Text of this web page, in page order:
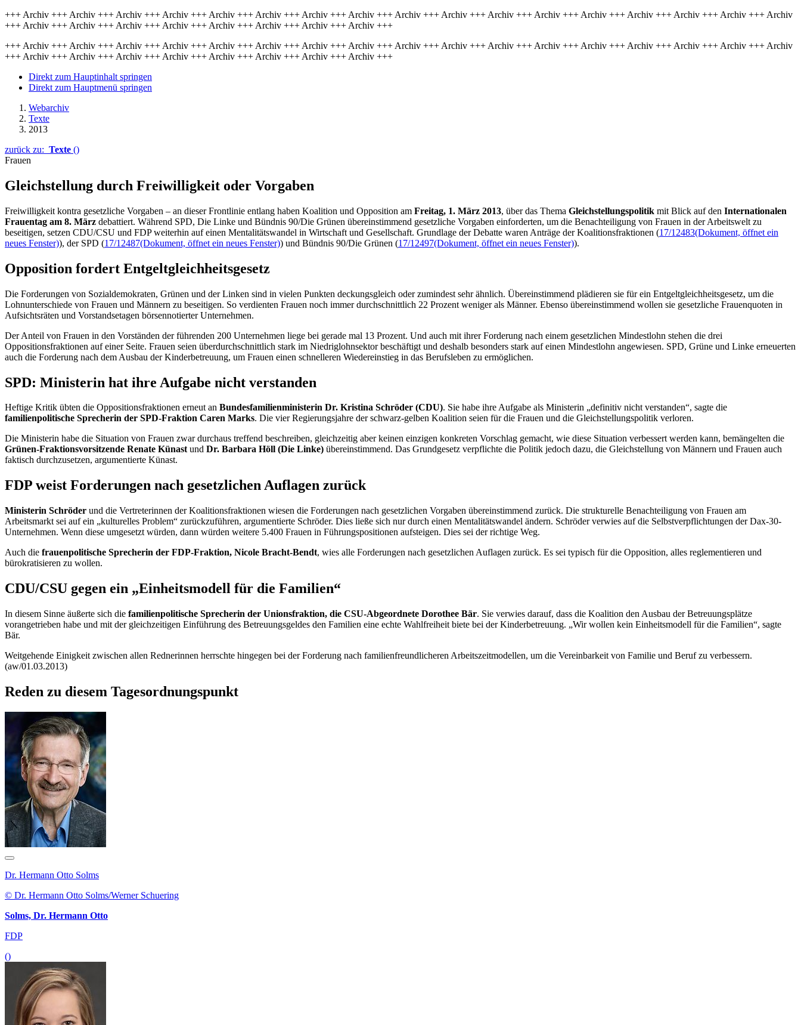
+++ Archiv +++ Archiv +++ Archiv +++ Archiv +++ Archiv +++ Archiv +++ Archiv +++ Archiv +++ Archiv +++ Archiv +++ Archiv +++ Archiv +++ Archiv +++ Archiv +++ Archiv +++ Archiv +++ Archiv
+++ Archiv +++ Archiv +++ Archiv +++ Archiv +++ Archiv +++ Archiv +++ Archiv +++ Archiv +++
+++ Archiv +++ Archiv +++ Archiv +++ Archiv +++ Archiv +++ Archiv +++ Archiv +++ Archiv +++ Archiv +++ Archiv +++ Archiv +++ Archiv +++ Archiv +++ Archiv +++ Archiv +++ Archiv +++ Archiv
+++ Archiv +++ Archiv +++ Archiv +++ Archiv +++ Archiv +++ Archiv +++ Archiv +++ Archiv +++
Direkt zum Hauptinhalt springen
Direkt zum Hauptmenü springen
Webarchiv
Texte
2013
zurück zu: Texte ()
Frauen
Gleichstellung durch Freiwilligkeit oder Vorgaben
Freiwilligkeit kontra gesetzliche Vorgaben – an dieser Frontlinie entlang haben Koalition und Opposition am Freitag, 1. März 2013, über das Thema Gleichstellungspolitik mit Blick auf den Internationalen
Frauentag am 8. März debattiert. Während SPD, Die Linke und Bündnis 90/Die Grünen übereinstimmend gesetzliche Vorgaben einforderten, um die Benachteiligung von Frauen in der Arbeitswelt zu
beseitigen, setzen CDU/CSU und FDP weiterhin auf einen Mentalitätswandel in Wirtschaft und Gesellschaft. Grundlage der Debatte waren Anträge der Koalitionsfraktionen (17/12483(Dokument, öffnet ein
neues Fenster)), der SPD (17/12487(Dokument, öffnet ein neues Fenster)) und Bündnis 90/Die Grünen (17/12497(Dokument, öffnet ein neues Fenster)).
Opposition fordert Entgeltgleichheitsgesetz
Die Forderungen von Sozialdemokraten, Grünen und der Linken sind in vielen Punkten deckungsgleich oder zumindest sehr ähnlich. Übereinstimmend plädieren sie für ein Entgeltgleichheitsgesetz, um die
Lohnunterschiede von Frauen und Männern zu beseitigen. So verdienten Frauen noch immer durchschnittlich 22 Prozent weniger als Männer. Ebenso übereinstimmend wollen sie gesetzliche Frauenquoten in
Aufsichtsräten und Vorstandsetagen börsennotierter Unternehmen.
Der Anteil von Frauen in den Vorständen der führenden 200 Unternehmen liege bei gerade mal 13 Prozent. Und auch mit ihrer Forderung nach einem gesetzlichen Mindestlohn stehen die drei
Oppositionsfraktionen auf einer Seite. Frauen seien überdurchschnittlich stark im Niedriglohnsektor beschäftigt und deshalb besonders stark auf einen Mindestlohn angewiesen. SPD, Grüne und Linke erneuerten
auch die Forderung nach dem Ausbau der Kinderbetreuung, um Frauen einen schnelleren Wiedereinstieg in das Berufsleben zu ermöglichen.
SPD: Ministerin hat ihre Aufgabe nicht verstanden
Heftige Kritik übten die Oppositionsfraktionen erneut an Bundesfamilienministerin Dr. Kristina Schröder (CDU). Sie habe ihre Aufgabe als Ministerin „definitiv nicht verstanden“, sagte die
familienpolitische Sprecherin der SPD-Fraktion Caren Marks. Die vier Regierungsjahre der schwarz-gelben Koalition seien für die Frauen und die Gleichstellungspolitik verloren.
Die Ministerin habe die Situation von Frauen zwar durchaus treffend beschreiben, gleichzeitig aber keinen einzigen konkreten Vorschlag gemacht, wie diese Situation verbessert werden kann, bemängelten die
Grünen-Fraktionsvorsitzende Renate Künastund Dr. Barbara Höll (Die Linke) übereinstimmend. Das Grundgesetz verpflichte die Politik jedoch dazu, die Gleichstellung von Männern und Frauen auch
faktisch durchzusetzen, argumentierte Künast.
FDP weist Forderungen nach gesetzlichen Auflagen zurück
Ministerin Schröder und die Vertreterinnen der Koalitionsfraktionen wiesen die Forderungen nach gesetzlichen Vorgaben übereinstimmend zurück. Die strukturelle Benachteiligung von Frauen am
Arbeitsmarkt sei auf ein „kulturelles Problem“ zurückzuführen, argumentierte Schröder. Dies ließe sich nur durch einen Mentalitätswandel ändern. Schröder verwies auf die Selbstverpflichtungen der Dax-30-
Unternehmen. Wenn diese umgesetzt würden, dann würden weitere 5.400 Frauen in Führungspositionen aufsteigen. Dies sei der richtige Weg.
Auch die frauenpolitische Sprecherin der FDP-Fraktion, Nicole Bracht-Bendt, wies alle Forderungen nach gesetzlichen Auflagen zurück. Es sei typisch für die Opposition, alles reglementieren und
bürokratisieren zu wollen.
CDU/CSU gegen ein „Einheitsmodell für die Familien“
In diesem Sinne äußerte sich die familienpolitische Sprecherin der Unionsfraktion, die CSU-Abgeordnete Dorothee Bär. Sie verwies darauf, dass die Koalition den Ausbau der Betreuungsplätze
vorangetrieben habe und mit der gleichzeitigen Einführung des Betreuungsgeldes den Familien eine echte Wahlfreiheit biete bei der Kinderbetreuung. „Wir wollen kein Einheitsmodell für die Familien“, sagte
Bär.
Weitgehende Einigkeit zwischen allen Rednerinnen herrschte hingegen bei der Forderung nach familienfreundlicheren Arbeitszeitmodellen, um die Vereinbarkeit von Familie und Beruf zu verbessern.
(aw/01.03.2013)
Reden zu diesem Tagesordnungspunkt
Dr. Hermann Otto Solms
© Dr. Hermann Otto Solms/Werner Schuering
Solms, Dr. Hermann Otto
FDP
()